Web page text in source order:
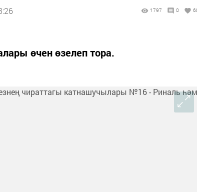
1797 0
өчен өзелеп тора.